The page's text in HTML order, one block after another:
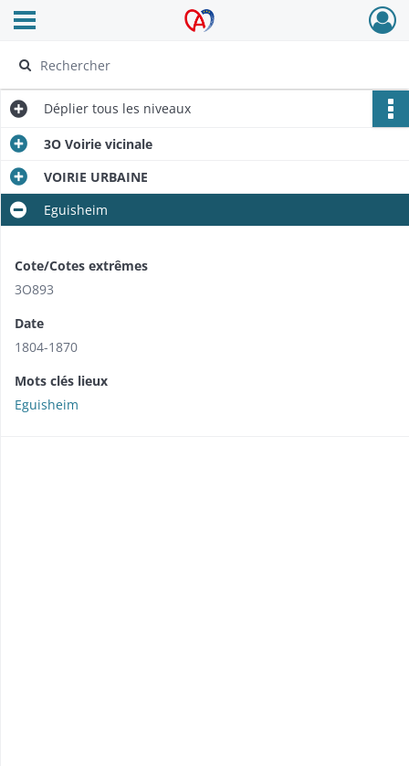
Archives Alsace - Colmar
Ouvrir le menu déroulant
Déplier tous les niveaux
3O Voirie vicinale
VOIRIE URBAINE
Eguisheim
Cote/Cotes extrêmes
3O893
Date
1804-1870
Mots clés lieux
Eguisheim